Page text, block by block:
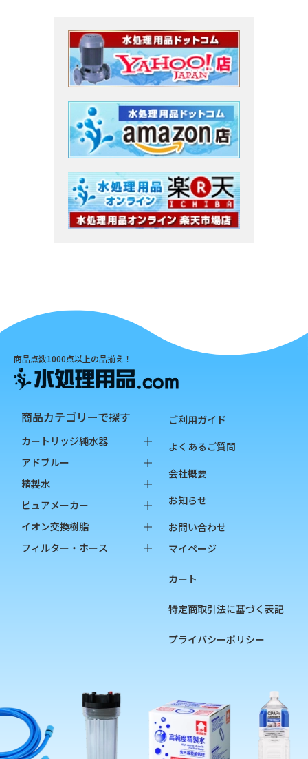
商品点数1000点以上の品揃え！
商品カテゴリーで探す
カートリッジ純水器
純水器本体
オプション品
消耗品
アドブルー
バッグインボックス
ペットボトル
精製水
バッグインボックス
ペットボトル
オプション品
ピュアメーカー
本体
カートリッジ
イオン交換樹脂
純水用イオン交換樹脂
フィルター・ホース
ご利用ガイド
よくあるご質問
会社概要
お知らせ
お問い合わせ
マイページ
カート
特定商取引法に基づく表記
プライバシーポリシー